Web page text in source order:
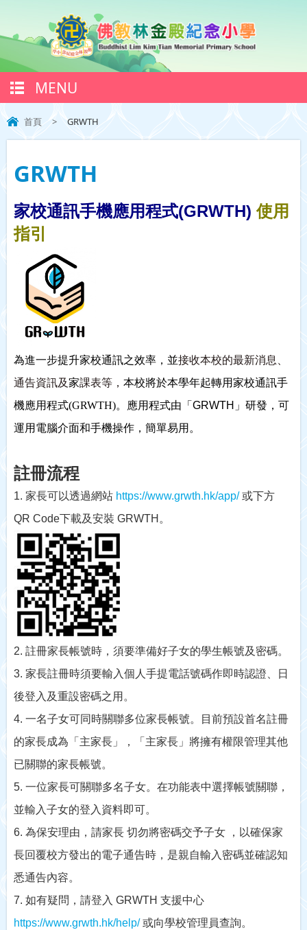
MENU
首頁 > GRWTH
GRWTH
家校通訊手機應用程式(GRWTH) 使用
指引
為進一步提升家校通訊之效率，並接收本校的最新消息、
通告資訊及家課表等， 本校將於本學年起轉用家校通訊手
機應用程式(GRWTH)。
應用程式由「GRWTH」研發，可
運用電腦介面和手機操作，簡單易用。
註冊流程
1. 家長可以透過網站 https://www.grwth.hk/app/或下方
QR Code下載及安裝 GRWTH。
2. 註冊家長帳號時，須要準備好子女的學生帳號及密碼。
3. 家長註冊時須要輸入個人手提電話號碼作即時認證、日
後登入及重設密碼之用。
4. 一名子女可同時關聯多位家長帳號。目前預設首名註冊
的家長成為「主家長」，「主家長」將擁有權限管理其他
已關聯的家長帳號。
5. 一位家長可關聯多名子女。在功能表中選擇帳號關聯，
並輸入子女的登入資料即可。
6. 為保安理由，請家長 切勿將密碼交予子女 ，以確保家
長回覆校方發出的電子通告時，是親自輸入密碼並確認知
悉通告內容。
7. 如有疑問，請登入 GRWTH 支援中心
https://www.grwth.hk/help/或向學校管理員查詢。